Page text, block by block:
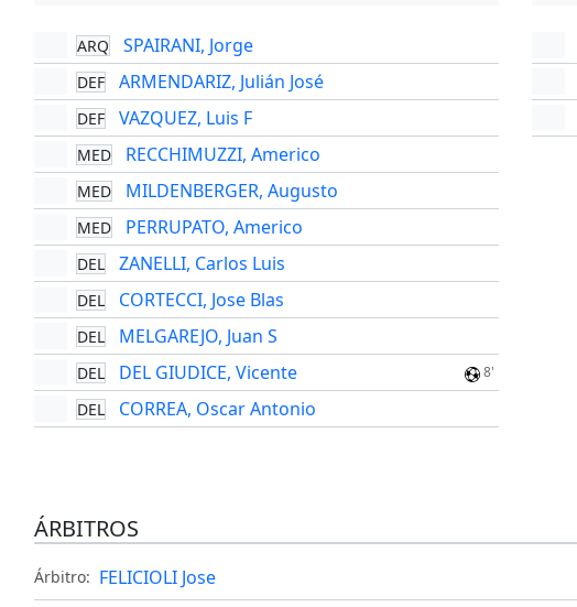
ARQ SPAIRANI, Jorge
DEF ARMENDARIZ, Julián José
DEF VAZQUEZ, Luis F
MED RECCHIMUZZI, Americo
MED MILDENBERGER, Augusto
MED PERRUPATO, Americo
DEL ZANELLI, Carlos Luis
DEL CORTECCI, Jose Blas
DEL MELGAREJO, Juan S
DEL DEL GIUDICE, Vicente 8'
DEL CORREA, Oscar Antonio
ÁRBITROS
Árbitro: FELICIOLI Jose